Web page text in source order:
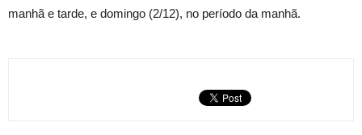
manhã e tarde, e domingo (2/12), no período da manhã.